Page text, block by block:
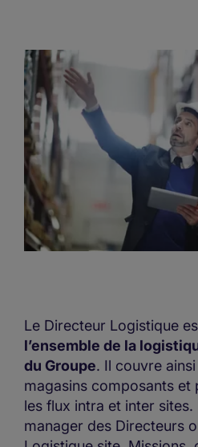
Le Directeur Logistique
l’ensemble de la
du Groupe. Il couvre ainsi
magasins composants et
les flux intra et inter
manager des Directeurs